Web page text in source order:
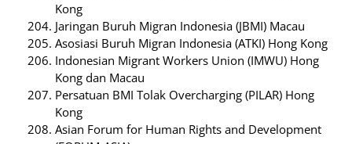
Kong
Jaringan Buruh Migran Indonesia (JBMI) Macau
Asosiasi Buruh Migran Indonesia (ATKI) Hong Kong
Indonesian Migrant Workers Union (IMWU) Hong
Kong dan Macau
Persatuan BMI Tolak Overcharging (PILAR) Hong
Kong
Asian Forum for Human Rights and Development